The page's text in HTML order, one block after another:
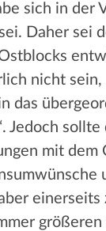
sich in der
Daher sei
nicht
mit